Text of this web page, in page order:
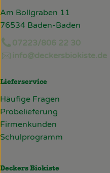
Am Bollgraben 11
76534 Baden-Baden
07223/806 22 30
info@deckersbiokiste.de
Lieferservice
Häufige Fragen
Probelieferung
Firmenkunden
Schulprogramm
Deckers Biokiste